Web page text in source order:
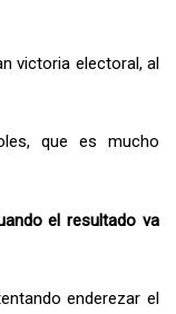
victoria electoral, al
que es mucho
el resultado va
enderezar el